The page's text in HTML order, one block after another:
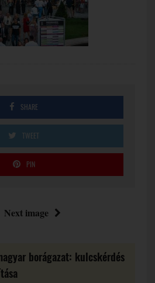
SHARE
TWEET
PIN
Next image
borágazat: kulcskérdés